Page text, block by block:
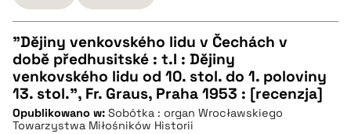
pobierz cytat
CZYSTY TEKST
pobierz cytat
"Dějiny venkovského lidu v Čechách v
době předhusitské : t.I : Dějiny
venkovského lidu od 10. stol. do 1. poloviny
13. stol.", Fr. Graus, Praha 1953 : [recenzja]
Opublikowano w: Sobótka : organ Wrocławskiego
Towarzystwa Miłośników Historii